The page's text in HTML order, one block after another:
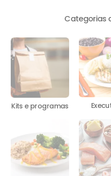
Categorias
Kits e programas